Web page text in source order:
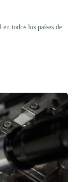
todos los países de